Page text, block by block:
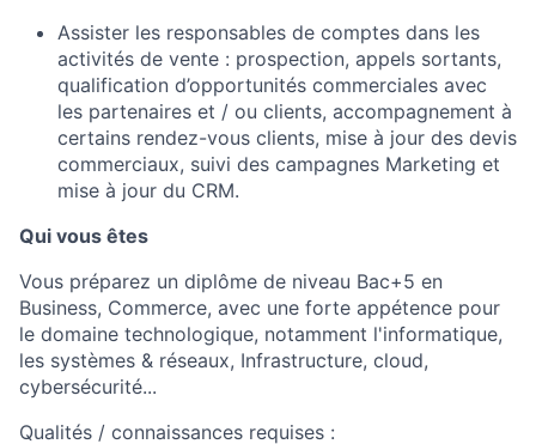
Assister les responsables de comptes dans les
activités de vente : prospection, appels sortants,
qualification d’opportunités commerciales avec
les partenaires et / ou clients, accompagnement à
certains rendez-vous clients, mise à jour des devis
commerciaux, suivi des campagnes Marketing et
mise à jour du CRM.
Qui vous êtes
Vous préparez un diplôme de niveau Bac+5 en
Business, Commerce, avec une forte appétence pour
le domaine technologique, notamment l'informatique,
les systèmes & réseaux, Infrastructure, cloud,
cybersécurité...
Qualités / connaissances requises :